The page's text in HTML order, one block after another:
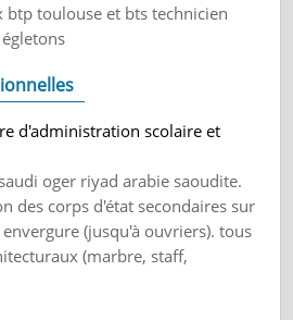
btp toulouse et bts technicien
d'administration scolaire et
oger riyad arabie saoudite.
des corps d'état secondaires sur
(jusqu'à ouvriers). tous
(marbre, staff,